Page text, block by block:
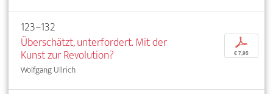
123–132
Überschätzt, unterfordert. Mit der
Kunst zur Revolution?
Wolfgang Ullrich
p
€ 7,95